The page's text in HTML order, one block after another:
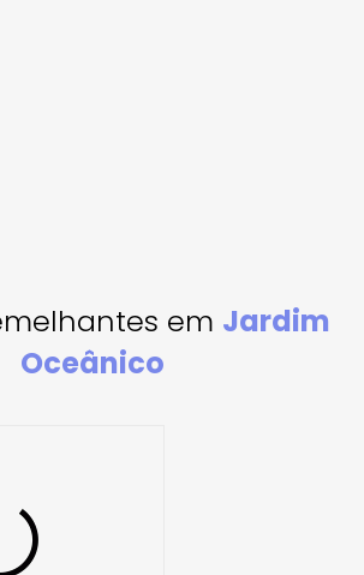
em Jardim
Oceânico